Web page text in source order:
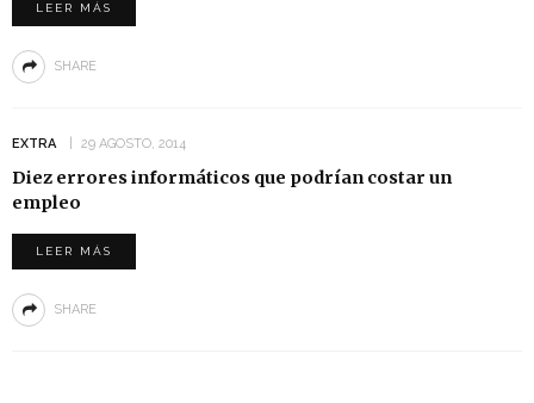
LEER MÁS
SHARE
EXTRA 29 AGOSTO, 2014
Diez errores informáticos que podrían costar un
empleo
LEER MÁS
SHARE